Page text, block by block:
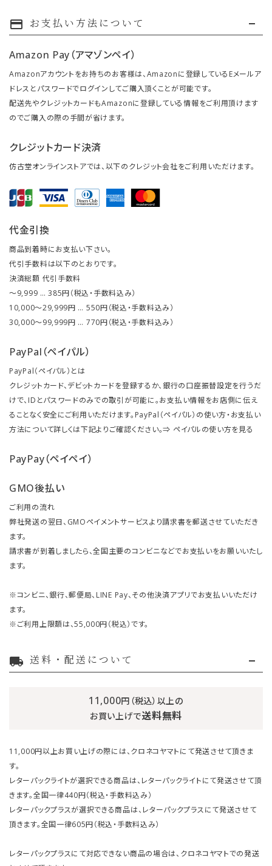
payment お支払い方法について
Amazon Pay（アマゾンペイ）
Amazonアカウントをお持ちのお客様は、Amazonに登録しているEメールア
ドレスとパスワードでログインしてご購入頂くことが可能です。
配送先やクレジットカードもAmazonに登録している情報をご利用頂けます
のでご購入の際の手間が省けます。
クレジットカード決済
仿古堂オンラインストアでは、以下のクレジット会社をご利用いただけます。
代金引換
商品到着時にお支払い下さい。
代引手数料は以下のとおりです。
決済総額 代引手数料
～9,999 … 385円（税込・手数料込み）
10,000～29,999円 … 550円（税込・手数料込み）
30,000～99,999円 … 770円（税込・手数料込み）
PayPal（ペイパル）
PayPal（ペイパル）とは
クレジットカード、デビットカードを登録するか、銀行の口座振替設定を行うだ
けで、IDとパスワードのみでの取引が可能に。お支払い情報をお店側に伝え
ることなく安全にご利用いただけます。PayPal（ペイパル）の使い方・お支払い
方法について詳しくは下記よりご確認ください。⇒ ペイパルの使い方を見る
PayPay（ペイペイ）
GMO後払い
ご利用の流れ
弊社発送の翌日、GMOペイメントサービスより請求書を郵送させていただき
ます。
請求書が到着しましたら、全国主要のコンビニなどでお支払いをお願いいたし
ます。
※コンビニ、銀行、郵便局、LINE Pay、その他決済アプリでお支払いいただけ
ます。
※ご利用上限額は、55,000円（税込）です。
local_shipping 送料・配送について
11,000円（税込）以上の
お買い上げで送料無料
11,000円以上お買い上げの際には、クロネコヤマトにて発送させて頂きま
す。
レターパックライトが選択できる商品は、レターパックライトにて発送させて頂
きます。全国一律440円（税込・手数料込み）
レターパックプラスが選択できる商品は、レターパックプラスにて発送させて
頂きます。全国一律605円（税込・手数料込み）
レターパックプラスにて対応できない商品の場合は、クロネコヤマトでの発送